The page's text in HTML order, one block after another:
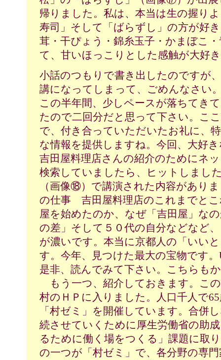
帰りました。私は、本当は生の握り
寿司」そして「ばらずし」の方が好
茸・干ぴょう・錦糸玉子・かまぼこ
て、甘いほっこりとした感触が大好
小話のつもりで書き出したのですが
講になってしまって、ごめんなさい
この半年間、少しペースが落ちてき
たので二回分だと思って下さい。こ
で、付き合っていただいたお礼に、
な情報を提供しますね。今回、大好
吉田屋料理店さんの紹介のためにネ
検索していましたら、ヒットしまし
（画像⑱）で講演された内容があり
の仕事 吉田屋料理店のこれまでと
屋を始めたのか、なぜ「吉田屋」な
の差」そして５０代の自分などなど
が濃いです。本当に京都人の「いい
す。今年、見つけた最大の宝物です
是非、読んでみて下さい。こちらも
もう一つ、紹介しておきます。こ
村のＨＰに入りました。人口千人で
「村ゼミ」を開催しています。合併
続させていくために厚生労働省の助
るために働く場をつくる」課題に取
の一つが「村ゼミ」で、各分野の専